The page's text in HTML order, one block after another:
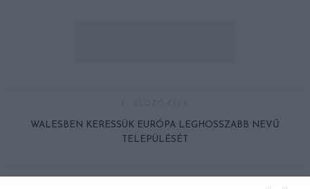
WALESBEN KERESSÜK EURÓPA LEGHOSSZABB NEVŰ
TELEPÜLÉSÉT